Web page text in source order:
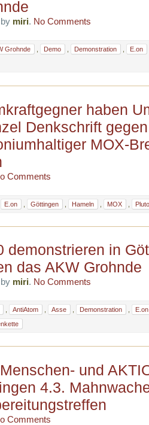
miri. No Comments
Grohnde Demo Demonstration E.on
haben
Denkschrift
MOX-
Comments
E.on Göttingen Hameln MOX
demonstrieren in
das AKW Grohnde
miri. No Comments
AntiAtom Asse Demonstration
E.on
und
4.3.
Comments